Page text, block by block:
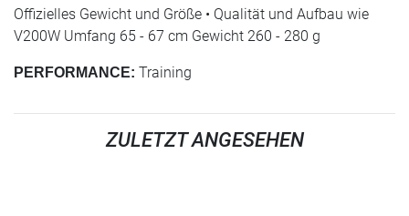
Offizielles Gewicht und Größe • Qualität und Aufbau wie
V200W Umfang 65 - 67 cm Gewicht 260 - 280 g
PERFORMANCE: Training
ZULETZT ANGESEHEN